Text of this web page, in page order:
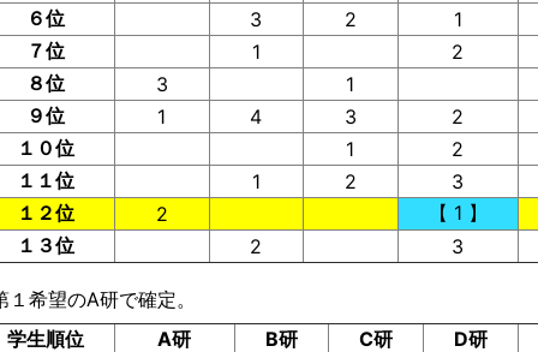
６位
3 2
1
７位
1 2
８位
3 1
９位
1 4 3
2
１０位
1 2
１１位
1 2
3
１２位
2 【 1 】
１３位
2 3
１希望のA研で確定。
学生順位
A研 B研 C研 D研